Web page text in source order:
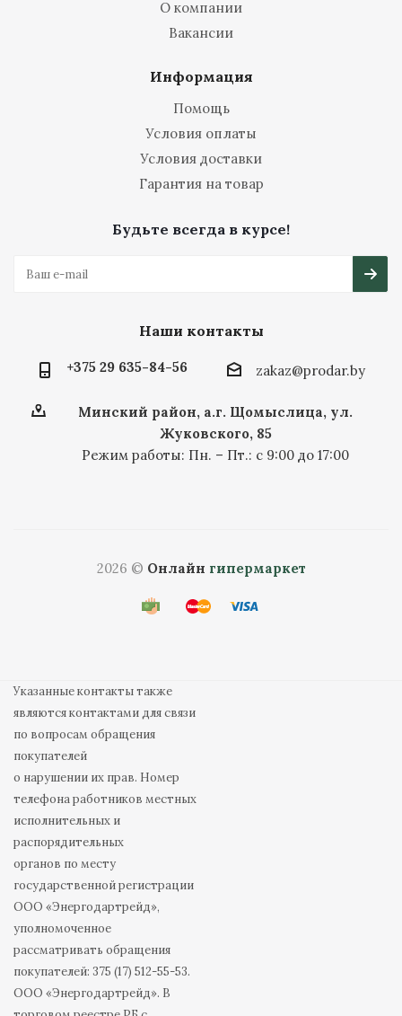
О компании
Вакансии
Информация
Помощь
Условия оплаты
Условия доставки
Гарантия на товар
Будьте всегда в курсе!
Наши контакты
+375 29 635-84-56 zakaz@prodar.by
Минский район, а.г. Щомыслица, ул.
Жуковского, 85
Режим работы: Пн. – Пт.: с 9:00 до 17:00
2026 © Онлайн гипермаркет
Указанные контакты также
являются контактами для связи
по вопросам обращения
покупателей
о нарушении их прав. Номер
телефона работников местных
исполнительных и
распорядительных
органов по месту
государственной регистрации
ООО «Энергодартрейд»,
уполномоченное
рассматривать обращения
покупателей: 375 (17) 512-55-53.
ООО «Энергодартрейд». В